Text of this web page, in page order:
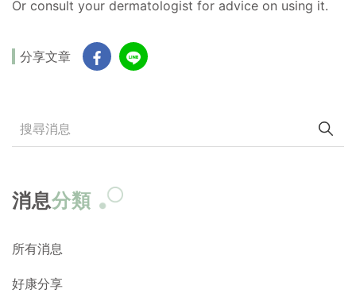
消息分類
所有消息
好康分享
Or consult your dermatologist for advice on using it.
分享文章